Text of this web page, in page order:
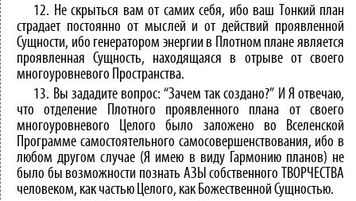
12. Не скрыться вам от самих себя, ибо ваш Тонкий план
страдает постоянно от мыслей и от действий проявленной
Сущности, ибо генератором энергии в Плотном плане является
проявленная Сущность, находящаяся в отрыве от своего
многоуровневого Пространства.
13. Вы зададите вопрос: “Зачем так создано?” И Я отвечаю,
что отделение Плотного проявленного плана от своего
многоуровневого Целого было заложено во Вселенской
Программе самостоятельного самосовершенствования, ибо в
любом другом случае (Я имею в виду Гармонию планов) не
было бы возможности познать АЗЫ собственного ТВОРЧЕСТВА
человеком, как частью Целого, как Божественной Сущностью.